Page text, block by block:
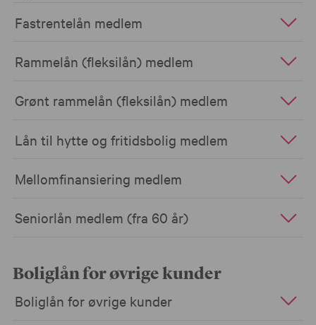
Fastrentelån medlem
Rammelån (fleksilån) medlem
Grønt rammelån (fleksilån) medlem
Lån til hytte og fritidsbolig medlem
Mellomfinansiering medlem
Seniorlån medlem (fra 60 år)
Boliglån for øvrige kunder
Boliglån for øvrige kunder